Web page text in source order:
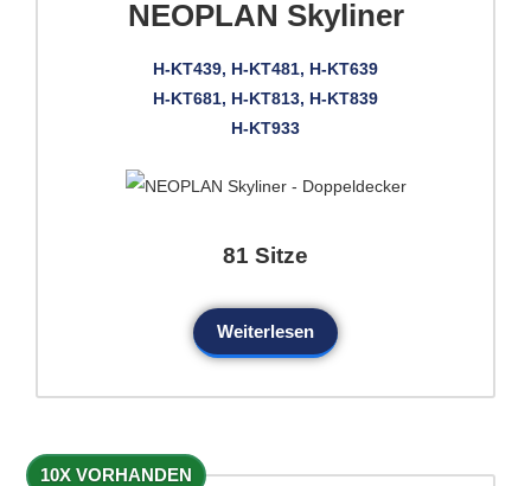
NEOPLAN Skyliner
H-KT439, H-KT481, H-KT639
H-KT681, H-KT813, H-KT839
H-KT933
81 Sitze
Weiterlesen
10X VORHANDEN